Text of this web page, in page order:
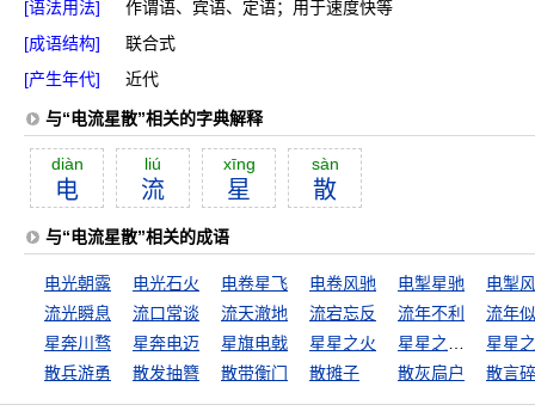
[语法用法]
作谓语、宾语、定语；用于速度快等
[成语结构]
联合式
[产生年代]
近代
与“电流星散”相关的字典解释
diàn
电
liú
流
xīng
星
sàn
散
与“电流星散”相关的成语
电光朝露 电光石火 电卷星飞 电卷风驰 电掣星驰
电掣
流光瞬息
流口常谈 流天澈地 流宕忘反 流年不利
流年
星奔川骛
星奔电迈 星旗电戟 星星之火
散兵游勇
散发抽簪 散带衡门 散摊子 散灰扃户 散言